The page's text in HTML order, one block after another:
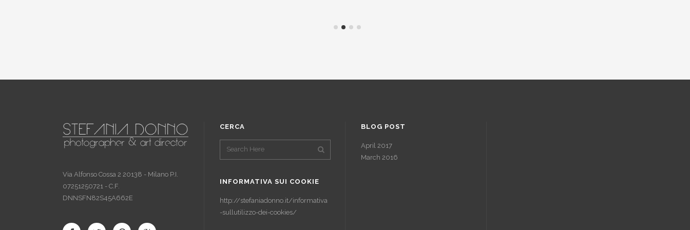
Via Alfonso Cossa 2 20138 - Milano P.I.
07251250721 - C.F.
DNNSFN82S45A662E
CERCA
INFORMATIVA SUI COOKIE
http://stefaniadonno.it/informativa
-sullutilizzo-dei-cookies/
BLOG POST
April 2017
March 2016